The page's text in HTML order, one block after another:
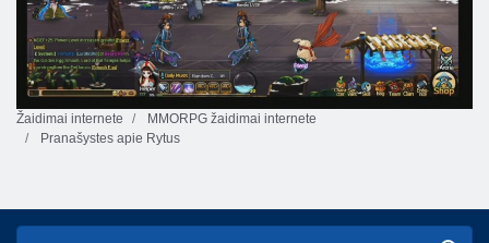
Žaidimai internete
MMORPG žaidimai internete
Pranašystes apie Rytus